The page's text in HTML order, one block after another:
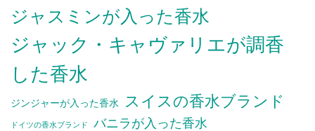
ジャスミンが入った香水
ジャック・キャヴァリエが調香
した香水
ジンジャーが入った香水 スイスの香水ブランド
ドイツの香水ブランド
バニラが入った香水